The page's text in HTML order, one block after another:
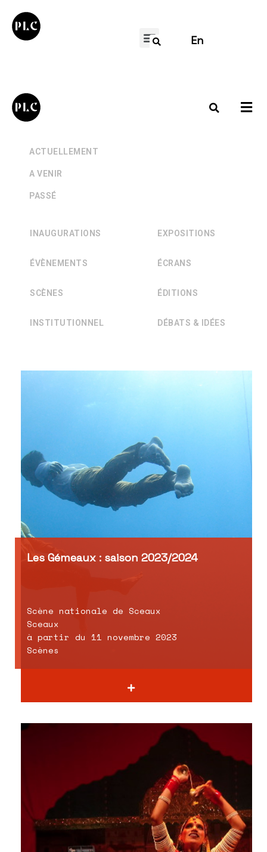
En
ACTUELLEMENT
A VENIR
PASSÉ
INAUGURATIONS EXPOSITIONS
ÉVÈNEMENTS ÉCRANS
SCÈNES ÉDITIONS
INSTITUTIONNEL DÉBATS & IDÉES
Les Gémeaux : saison 2023/2024
Scène nationale de Sceaux
Sceaux
à partir du 11 novembre 2023
Scènes